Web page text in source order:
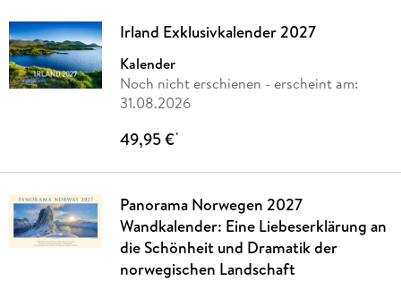
Irland Exklusivkalender 2027
Kalender
Noch nicht erschienen - erscheint am:
31.08.2026
49,95 €*
Panorama Norwegen 2027
Wandkalender: Eine Liebeserklärung an
die Schönheit und Dramatik der
norwegischen Landschaft